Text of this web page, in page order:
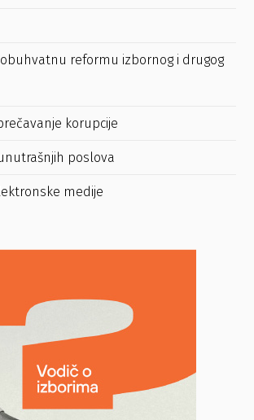
reformu izbornog i drugog
korupcije
poslova
medije